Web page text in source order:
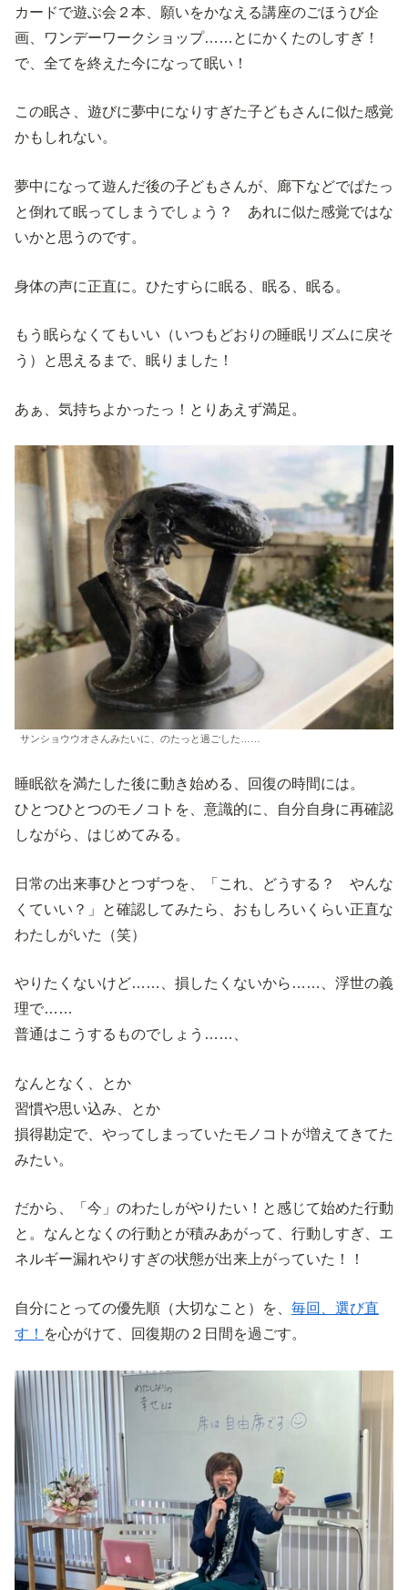
カードで遊ぶ会２本、願いをかなえる講座のごほうび企
画、ワンデーワークショップ……とにかくたのしすぎ！
で、全てを終えた今になって眠い！
この眠さ、遊びに夢中になりすぎた子どもさんに似た感覚
かもしれない。
夢中になって遊んだ後の子どもさんが、廊下などでぱたっ
と倒れて眠ってしまうでしょう？ あれに似た感覚ではな
いかと思うのです。
身体の声に正直に。ひたすらに眠る、眠る、眠る。
もう眠らなくてもいい（いつもどおりの睡眠リズムに戻そ
う）と思えるまで、眠りました！
あぁ、気持ちよかったっ！とりあえず満足。
サンショウウオさんみたいに、のたっと過ごした……
睡眠欲を満たした後に動き始める、回復の時間には。
ひとつひとつのモノコトを、意識的に、自分自身に再確認
しながら、はじめてみる。
日常の出来事ひとつずつを、「これ、どうする？ やんな
くていい？」と確認してみたら、おもしろいくらい正直な
わたしがいた（笑）
やりたくないけど……、損したくないから……、浮世の義
理で……
普通はこうするものでしょう……、
なんとなく、とか
習慣や思い込み、とか
損得勘定で、やってしまっていたモノコトが増えてきてた
みたい。
だから、「今」のわたしがやりたい！と感じて始めた行動
と。なんとなくの行動とが積みあがって、行動しすぎ、エ
ネルギー漏れやりすぎの状態が出来上がっていた！！
自分にとっての優先順（大切なこと）を、 毎回、選び直
す！ を心がけて、回復期の２日間を過ごす。